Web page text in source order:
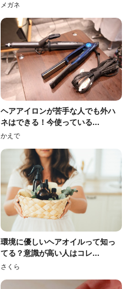
メガネ
ヘアアイロンが苦手な人でも外ハ
ネはできる！今使っている...
かえで
環境に優しいヘアオイルって知っ
てる？意識が高い人はコレ...
さくら